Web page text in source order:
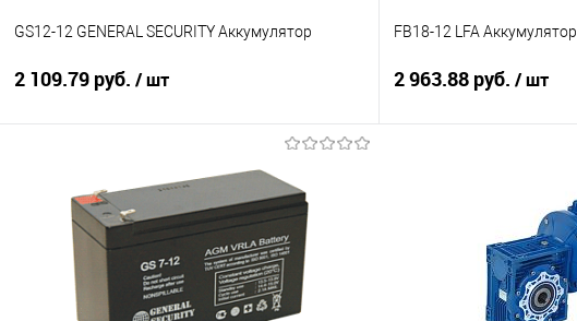
GS12-12 GENERAL SECURITY Аккумулятор
2 109.79 руб. / шт
В корзину
Купить в 1 клик
К сравнению
В избранное
4
FB18-12 LFA Аккумулятор
2 963.88 руб. / шт
В избранное